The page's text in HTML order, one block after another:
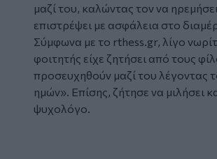
μαζί του, καλώντας τον να
επιστρέψει με ασφάλεια στο
Σύμφωνα με το rthess.gr, λίγο
φοιτητής είχε ζητήσει από τους
προσευχηθούν μαζί του λέγοντας
ημών». Επίσης, ζήτησε να μιλήσει
ψυχολόγο.